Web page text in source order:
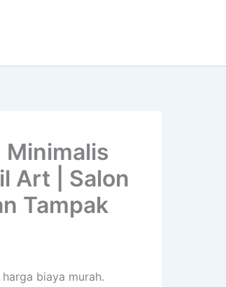
Minimalis
Art | Salon
Tampak
biaya murah.